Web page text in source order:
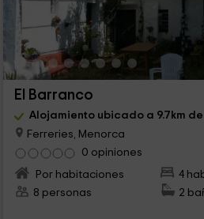
El Barranco
Alojamiento ubicado a 9.7km de
Ferreries, Menorca
0 opiniones
Por habitaciones
4
8 personas
2